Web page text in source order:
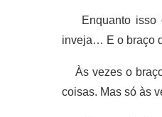
Enquanto isso o
inveja… E o braço
Às vezes o braço
coisas. Mas só às